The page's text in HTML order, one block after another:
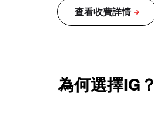
為何選擇IG？